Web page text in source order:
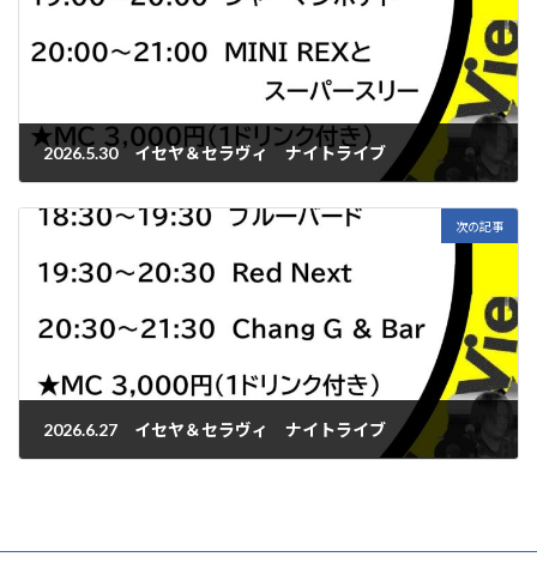
2026.5.30 イセヤ＆セラヴィ ナイトライブ
次の記事
2026.6.27 イセヤ＆セラヴィ ナイトライブ